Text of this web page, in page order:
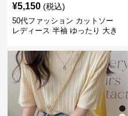
¥5,150 (税込)
50代ファッション カットソー
レディース 半袖 ゆったり 大き